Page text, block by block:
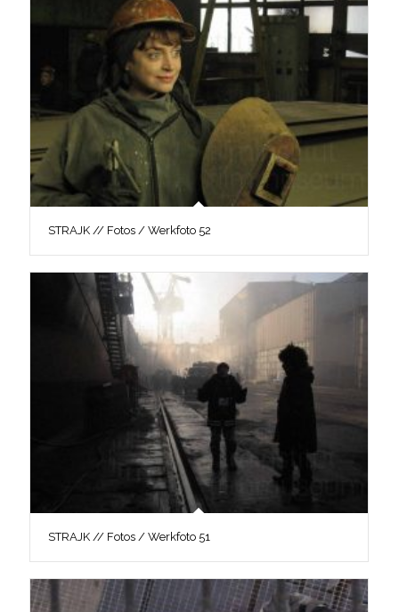
STRAJK // Fotos / Werkfoto 52
STRAJK // Fotos / Werkfoto 51